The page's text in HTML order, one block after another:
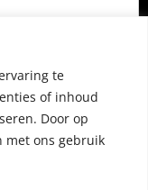
te
of inhoud
Door op
met ons gebruik